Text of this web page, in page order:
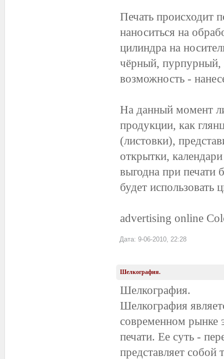
Печать происходит
наноситься на
цилиндра на
чёрный, пурпурный,
возможность -
На данный момент
продукции, как
(листовки),
открытки,
выгодна при
будет использовать
advertising online
Дата: 9-06-2010, 22:28
Шелкография.
Шелкография.
Шелкография
современном рынке
печати. Ее суть -
представляет собой